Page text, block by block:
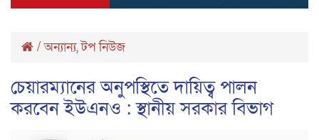
/অন্যান্য,টপ নিউজ
চেয়ারম্যানের অনুপস্থিতে দায়িত্ব পালন
করবেন ইউএনও : স্থানীয় সরকার বিভাগ